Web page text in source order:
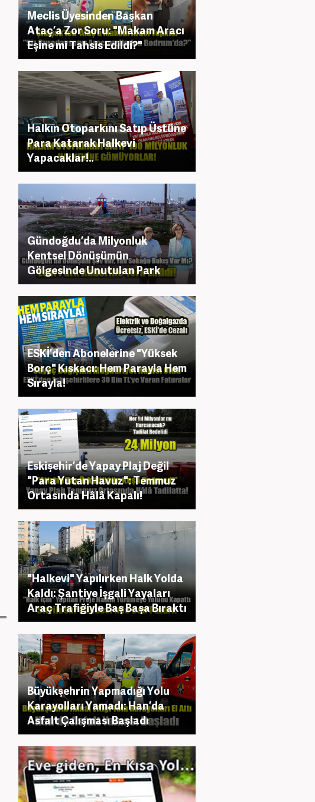
Meclis Üyesinden Başkan
Ataç’a Zor Soru: "Makam Aracı
Eşine mi Tahsis Edildi?"
Halkın Otoparkını Satıp Üstüne
Para Katarak Halkevi
Yapacaklar!..
Gündoğdu’da Milyonluk
Kentsel Dönüşümün
Gölgesinde Unutulan Park
ESKİ’den Abonelerine "Yüksek
Borç" Kıskacı: Hem Parayla Hem
Sırayla!
Eskişehir’de Yapay Plaj Değil
"Para Yutan Havuz": Temmuz
Ortasında Hâlâ Kapalı!
"Halkevi" Yapılırken Halk Yolda
Kaldı: Şantiye İşgali Yayaları
Araç Trafiğiyle Baş Başa Bıraktı
Büyükşehrin Yapmadığı Yolu
Karayolları Yamadı: Han’da
Asfalt Çalışması Başladı